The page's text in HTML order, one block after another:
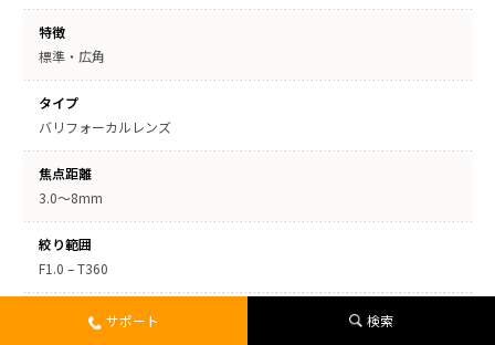
特徴
標準・広角
タイプ
バリフォーカルレンズ
焦点距離
3.0～8mm
絞り範囲
F1.0 – T360
サポート 検索